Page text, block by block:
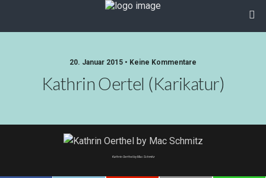
20. Januar 2015 • Keine Kommentare
Kathrin Oertel (Karikatur)
Kathrin Oerthel by Mac Schmitz